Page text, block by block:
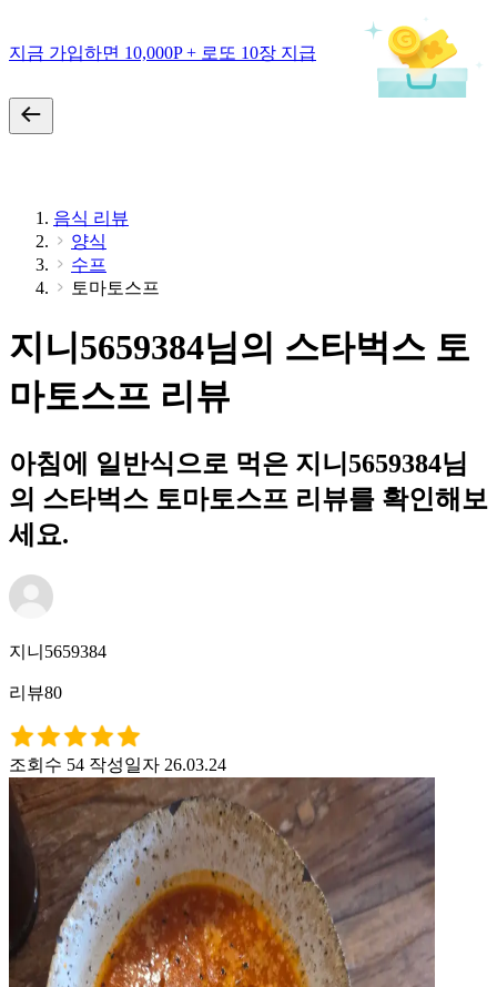
지금 가입하면 10,000P + 로또 10장 지급
음식 리뷰
양식
수프
토마토스프
지니5659384님의 스타벅스 토
마토스프 리뷰
아침에 일반식으로 먹은 지니5659384님
의 스타벅스 토마토스프 리뷰를 확인해보
세요.
지니5659384
리뷰80
조회수 54 작성일자 26.03.24